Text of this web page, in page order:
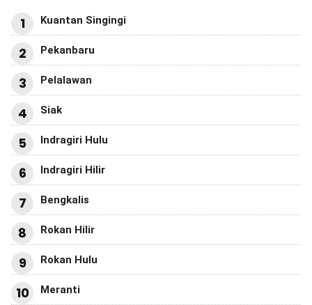
1 Kuantan Singingi
2 Pekanbaru
3 Pelalawan
4 Siak
5 Indragiri Hulu
6 Indragiri Hilir
7 Bengkalis
8 Rokan Hilir
9 Rokan Hulu
10 Meranti